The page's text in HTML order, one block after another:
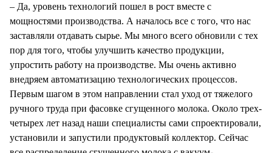
– Да, уровень технологий пошел в рост вместе с
мощностями производства. А началось все с того, что нас
заставляли отдавать сырье. Мы много всего обновили с тех
пор для того, чтобы улучшить качество продукции,
упростить работу на производстве. Мы очень активно
внедряем автоматизацию технологических процессов.
Первым шагом в этом направлении стал уход от тяжелого
ручного труда при фасовке сгущенного молока. Около трех-
четырех лет назад наши специалисты сами спроектировали,
установили и запустили продуктовый коллектор. Сейчас